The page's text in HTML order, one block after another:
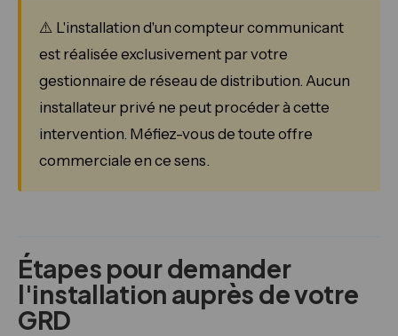
⚠️ L'installation d'un compteur communicant
est réalisée exclusivement par votre
gestionnaire de réseau de distribution. Aucun
installateur privé ne peut procéder à cette
intervention. Méfiez-vous de toute offre
commerciale en ce sens.
Étapes pour demander
l'installation auprès de votre
GRD